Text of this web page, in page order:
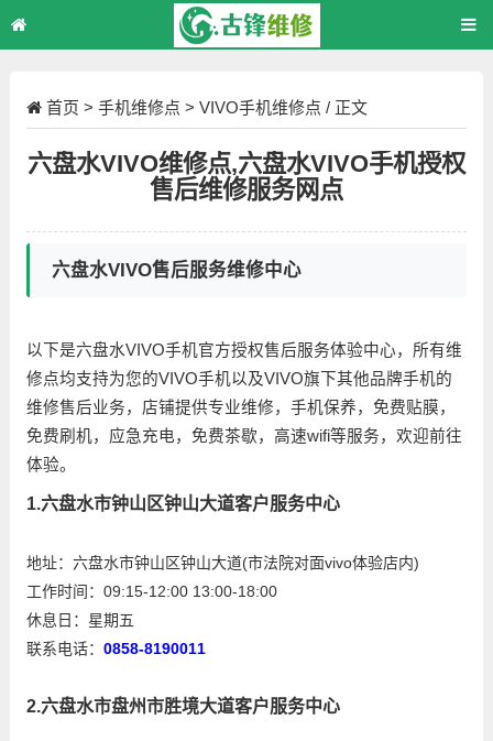
首页 > 手机维修点 > VIVO手机维修点 / 正文
六盘水VIVO维修点,六盘水VIVO手机授权
售后维修服务网点
六盘水VIVO售后服务维修中心
以下是六盘水VIVO手机官方授权售后服务体验中心，所有维
修点均支持为您的VIVO手机以及VIVO旗下其他品牌手机的
维修售后业务，店铺提供专业维修，手机保养，免费贴膜，
免费刷机，应急充电，免费茶歇，高速wifi等服务，欢迎前往
体验。
1.六盘水市钟山区钟山大道客户服务中心
地址：六盘水市钟山区钟山大道(市法院对面vivo体验店内)
工作时间：09:15-12:00 13:00-18:00
休息日：星期五
联系电话： 0858-8190011
2.六盘水市盘州市胜境大道客户服务中心